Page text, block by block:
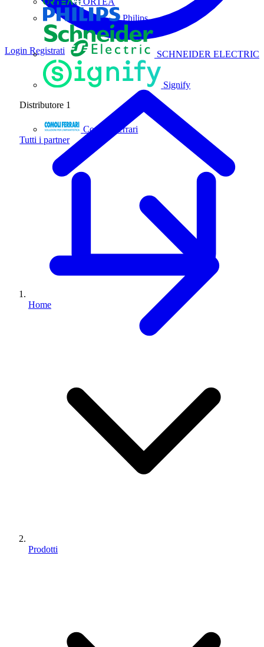
Philips
SCHNEIDER ELECTRIC
Signify
Distributore 1
Comoli Ferrari
Tutti i partner
Login Registrati
Home
Prodotti